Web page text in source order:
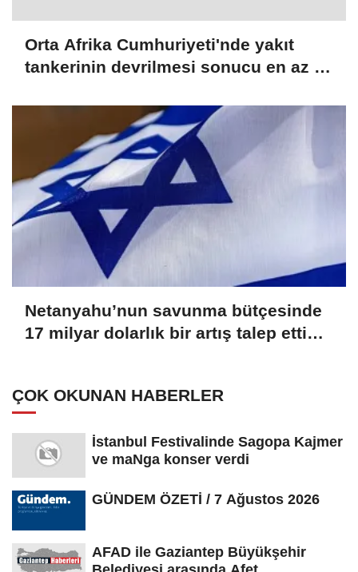
Orta Afrika Cumhuriyeti'nde yakıt
tankerinin devrilmesi sonucu en az 20
Netanyahu’nun savunma bütçesinde
17 milyar dolarlık bir artış talep ettiği
ÇOK OKUNAN HABERLER
İstanbul Festivalinde Sagopa Kajmer
ve maNga konser verdi
GÜNDEM ÖZETİ / 7 Ağustos 2026
AFAD ile Gaziantep Büyükşehir